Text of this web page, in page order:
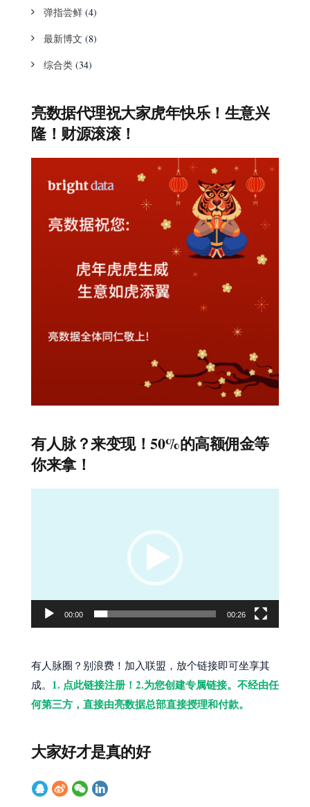
弹指尝鲜 (4)
最新博文 (8)
综合类 (34)
亮数据代理祝大家虎年快乐！生意兴
隆！财源滚滚！
有人脉？来变现！50%的高额佣金等
你来拿！
00:00 00:26
有人脉圈？别浪费！加入联盟，放个链接即可坐享其
成。 1. 点此链接注册！2.为您创建专属链接。不经由任
何第三方，直接由亮数据总部直接授理和付款。
大家好才是真的好